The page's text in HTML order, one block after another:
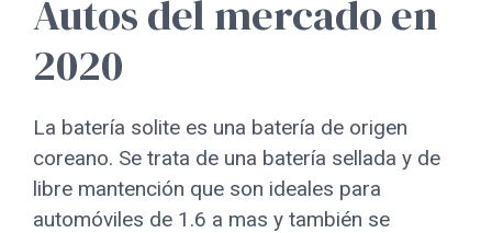
Autos del mercado en
2020
La batería solite es una batería de origen
coreano. Se trata de una batería sellada y de
libre mantención que son ideales para
automóviles de 1.6 a mas y también se